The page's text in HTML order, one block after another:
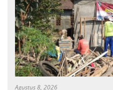
Agustus 8, 2026